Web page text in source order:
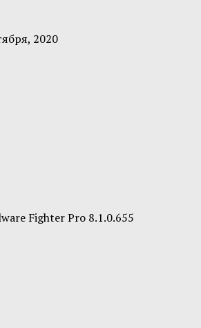
2020
Fighter Pro 8.1.0.655